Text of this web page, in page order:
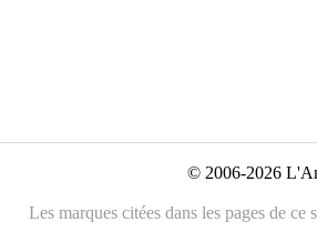
© 2006-2026
Les marques citées dans les pages de ce